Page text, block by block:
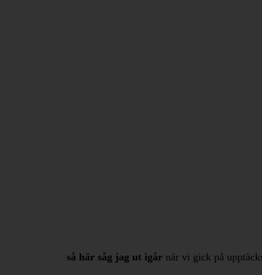
så här såg jag ut igårnär vi gick på